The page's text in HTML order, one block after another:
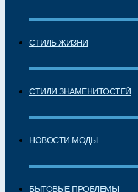
СТИЛЬ ЖИЗНИ
СТИЛИ ЗНАМЕНИТОСТЕЙ
НОВОСТИ МОДЫ
БЫТОВЫЕ ПРОБЛЕМЫ